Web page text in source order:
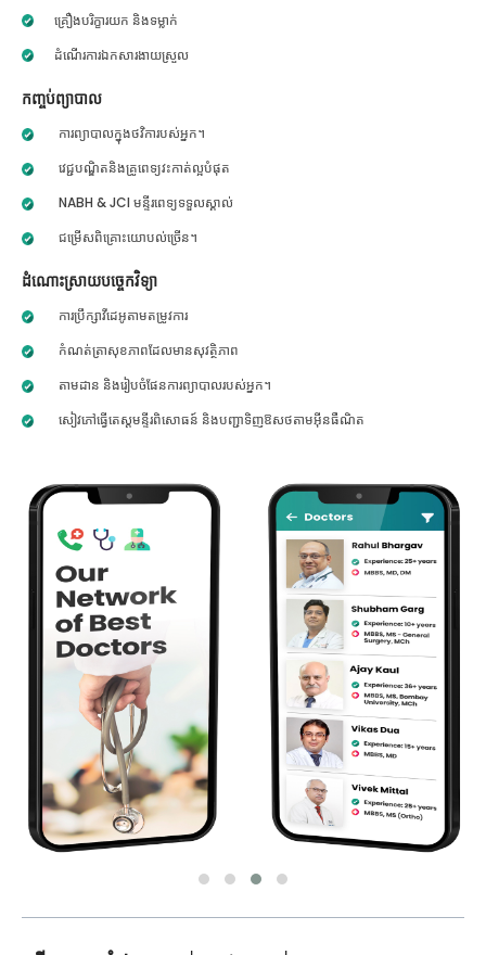
គ្រឿងបរិក្ខារយក និងទម្លាក់
ដំណើរការឯកសារងាយស្រួល
កញ្ចប់ព្យាបាល
ការព្យាបាលក្នុងថវិការបស់អ្នក។
វេជ្ជបណ្ឌិតនិងគ្រូពេទ្យវះកាត់ល្អបំផុត
NABH & JCI មន្ទីរពេទ្យទទួលស្គាល់
ជម្រើសពិគ្រោះយោបល់ច្រើន។
ដំណោះស្រាយបច្ចេកវិទ្យា
ការប្រឹក្សាវីដេអូតាមតម្រូវការ
កំណត់ត្រាសុខភាពដែលមានសុវត្ថិភាព
តាមដាន និងរៀបចំផែនការព្យាបាលរបស់អ្នក។
សៀវភៅធ្វើតេស្តមន្ទីរពិសោធន៍ និងបញ្ជាទិញឱសថតាមអ៊ីនធឺណិត